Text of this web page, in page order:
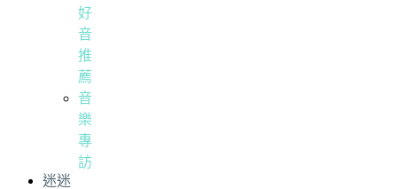
好
音
推
薦
音
樂
專
訪
迷迷